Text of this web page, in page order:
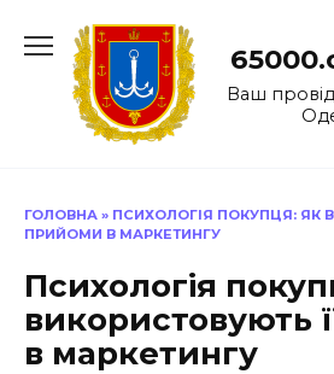
до
Ваш
ГОЛОВНА » ПСИХОЛОГІЯ ПОКУПЦЯ: ЯК
ПРИЙОМИ В МАРКЕТИНГУ
Психологія
використовують
в маркетингу